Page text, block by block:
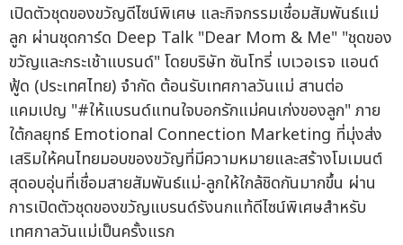
เปิดตัวชุดของขวัญดีไซน์พิเศษ และกิจกรรมเชื่อมสัมพันธ์แม่
ลูก ผ่านชุดการ์ด Deep Talk "Dear Mom & Me" "ชุดของ
ขวัญและกระเช้าแบรนด์" โดยบริษัท ซันโทรี่ เบเวอเรจ แอนด์
ฟู้ด (ประเทศไทย) จำกัด ต้อนรับเทศกาลวันแม่ สานต่อ
แคมเปญ "#ให้แบรนด์แทนใจบอกรักแม่คนเก่งของลูก" ภาย
ใต้กลยุทธ์ Emotional Connection Marketing ที่มุ่งส่ง
เสริมให้คนไทยมอบของขวัญที่มีความหมายและสร้างโมเมนต์
สุดอบอุ่นที่เชื่อมสายสัมพันธ์แม่-ลูกให้ใกล้ชิดกันมากขึ้น ผ่าน
การเปิดตัวชุดของขวัญแบรนด์รังนกแท้ดีไซน์พิเศษสำหรับ
เทศกาลวันแม่เป็นครั้งแรก